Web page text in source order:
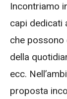
Incontriamo
capi dedicati
che possono
della
ecc.
proposta